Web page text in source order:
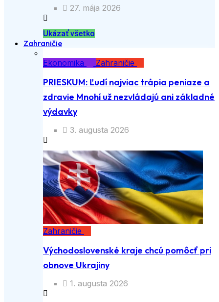
27. mája 2026
Ukázať všetko
Zahraničie
Ekonomika
Zahraničie
PRIESKUM: Ľudí najviac trápia peniaze a
zdravie Mnohí už nezvládajú ani základné
výdavky
3. augusta 2026
Zahraničie
Východoslovenské kraje chcú pomôcť pri
obnove Ukrajiny
1. augusta 2026